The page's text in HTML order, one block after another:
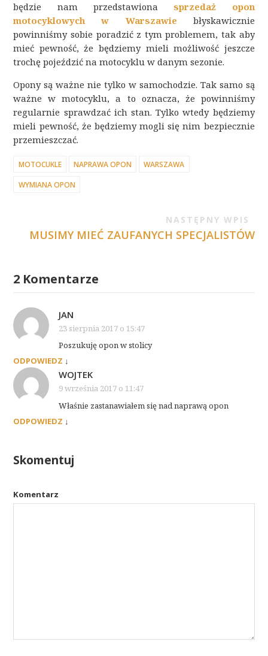
będzie nam przedstawionasprzedaż opon
motocyklowych w Warszawie błyskawicznie
powinniśmy sobie poradzić z tym problemem, tak aby
mieć pewność, że będziemy mieli możliwość jeszcze
trochę pojeździć na motocyklu w danym sezonie.
Opony są ważne nie tylko w samochodzie. Tak samo są
ważne w motocyklu, a to oznacza, że powinniśmy
regularnie sprawdzać ich stan. Tylko wtedy będziemy
mieli pewność, że będziemy mogli się nim bezpiecznie
przemieszczać.
MOTOCUKLE NAPRAWA OPON WARSZAWA
WYMIANA OPON
NASTĘPNY WPIS
MUSIMY MIEĆ ZAUFANYCH SPECJALISTÓW
2 Komentarze
JAN
23 sierpnia 2017 o 15:47
Poszukuję opon w stolicy
ODPOWIEDZ ↓
WOJTEK
9 września 2017 o 11:47
Właśnie zastanawiałem się nad naprawą opon
ODPOWIEDZ ↓
Skomentuj
Komentarz